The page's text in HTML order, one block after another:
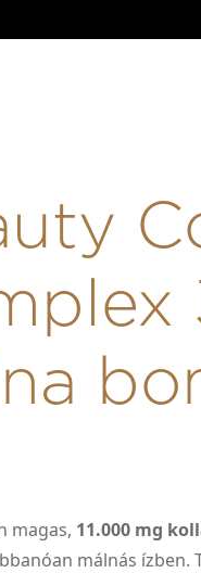
magas, 11.000 mg
málnás ízben.